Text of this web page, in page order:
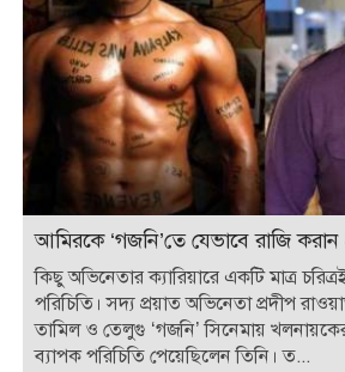
আমিরকে ‘গজনি’তে যেভাবে রাজি করান
কিছু অভিনেতার ক্যারিয়ারে একটি মাত্র
পরিচিতি। সদ্য প্রয়াত অভিনেতা প্রদীপ
তামিল ও তেলুগু ‘গজনি’ সিনেমায়
ব্যাপক পরিচিতি পেয়েছিলেন তিনি। ত...